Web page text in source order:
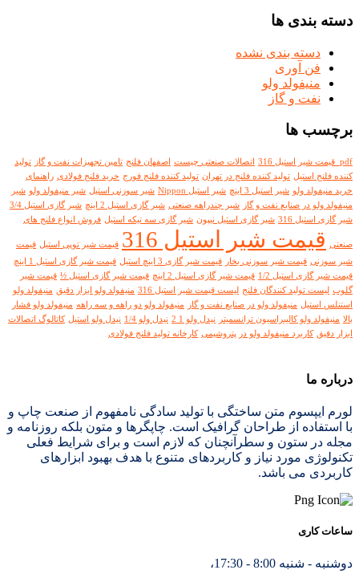
دسته بندی ها
دسته بندی نشده
فن آوری
منیفولد ولو
نفت و گاز
برچسب ها
pdf قیمت شیر استیل 316 اتصالات صنعتی چیست اصفهان فلنج تامین تجهیزات نفت و گاز
تولید
کننده فلنج استیل تولید کننده فلنج در تهران تولید کننده فلنج فورج خرید فلنج فولادی راهنمای
خرید منیفولد ولو شیر استیل 3 اینچ شیر استیل Nippon شیر سوزنی استیل شیر منیفولد ولو شیر
منیفولد ولو در صنایع نفت و گاز
شیر چندراهه صنعتی شیر گازی استیل 2 اینچ
شیر گازی استیل 3/4
شیر گازی استیل 316
شیر گازی استیل نیپون شیر گازی سه تیکه استیل فروش انواع فلنج های
صنعتی قیمت شیر استیل 316 قیمت شیر توپی استیل قیمت
شیر سوزنی قیمت شیر سوزنی بخار قیمت شیر گازی 3 اینچ استیل
قیمت شیر گازی استیل 1 اینچ
قیمت شیر گازی استیل 1/2
قیمت شیر گازی استیل 2 اینچ قیمت شیر گازی استیل ½ قیمت شیر
گلوب لیست تولید کنندگان فلنج لیست قیمت شیر استیل 316 منیفولد ولو ابزار دقیق منیفولد ولو
استنلس استیل منیفولد ولو در صنایع نفت و گاز منیفولد ولو دو راهه و سه راهه منیفولد ولو فشار
بالا منیفولد ولو کالیبراسیون ترانسمیتر نیدل ولو 1 2 نیدل ولو 1/4 نیدل ولو استیل کاتالوگ اتصالات
ابزار دقیق کاربرد منیفولد ولو در پتروشیمی کارخانه تولید فلنج فولادی
درباره ما
لورم ایپسوم متن ساختگی با تولید سادگی نامفهوم از صنعت چاپ و
با استفاده از طراحان گرافیک است. چاپگرها و متون بلکه روزنامه و
مجله در ستون و سطرآنچنان که لازم است و برای شرایط فعلی
تکنولوژی مورد نیاز و کاربردهای متنوع با هدف بهبود ابزارهای
کاربردی می باشد.
ساعات کاری
دوشنبه - شنبه 8:00 - 17:30،